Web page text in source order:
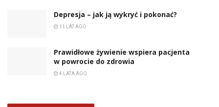
Depresja – jak ją wykryć i pokonać?
11 LAT AGO
Prawidłowe żywienie wspiera pacjenta
w powrocie do zdrowia
4 LATA AGO